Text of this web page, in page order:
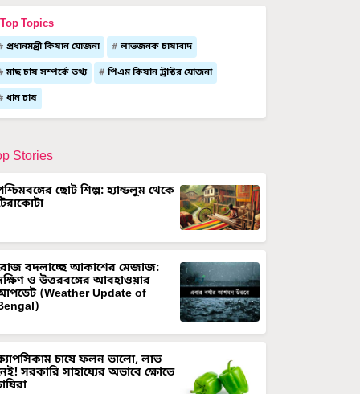
Topics
প্রধানমন্ত্রী কিষান যোজনা লাভজনক চাষাবাদ
মাছ চাষ সম্পর্কে তথ্য পিএম কিষান ট্রাক্টর যোজনা
ধান চাষ
Stories
ছোট শিল্প: হ্যান্ডলুম থেকে
বদলাচ্ছে আকাশের মেজাজ:
ও উত্তরবঙ্গের আবহাওয়ার
(Weather Update of
চাষে ফলন ভালো, লাভ
সরকারি সাহায্যের অভাবে ক্ষোভে